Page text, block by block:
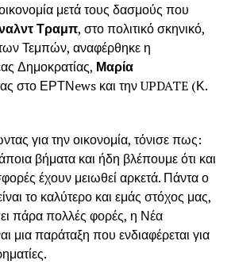
οικονομία μετά τους δασμούς που
Τραμπ, στο πολιτικό σκηνικό,
Τεμπών, αναφέρθηκε η
Δημοκρατίας, Μαρία
στο ΕΡΤΝews και την UPDATE (Κ.
για την οικονομία, τόνισε πως:
βήματα και ήδη βλέπουμε ότι και
έχουν μειωθεί αρκετά. Πάντα ο
το καλύτερο και εμάς στόχος μας,
πάρα πολλές φορές, η Νέα
μια παράταξη που ενδιαφέρεται για